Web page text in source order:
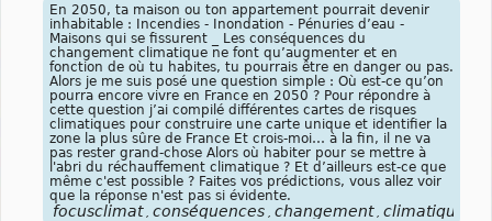
En 2050, ta maison ou ton appartement pourrait devenir
inhabitable : Incendies - Inondation - Pénuries d’eau -
Maisons qui se fissurent _ Les conséquences du
changement climatique ne font qu’augmenter et en
fonction de où tu habites, tu pourrais être en danger ou pas.
Alors je me suis posé une question simple : Où est-ce qu’on
pourra encore vivre en France en 2050 ? Pour répondre à
cette question j’ai compilé différentes cartes de risques
climatiques pour construire une carte unique et identifier la
zone la plus sûre de France Et crois-moi… à la fin, il ne va
pas rester grand-chose Alors où habiter pour se mettre à
l'abri du réchauffement climatique ? Et d’ailleurs est-ce que
même c'est possible ? Faites vos prédictions, vous allez voir
que la réponse n'est pas si évidente.
focusclimat conséquences changement climatique